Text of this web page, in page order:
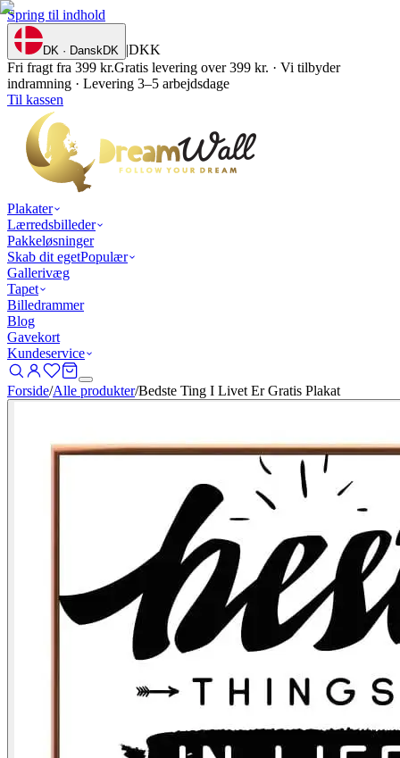
Spring til indhold
DK · DanskDK |DKK
Fri fragt fra 399 kr.Gratis levering over 399 kr. · Vi tilbyder
indramning · Levering 3–5 arbejdsdage
Til kassen
Plakater
Lærredsbilleder
Pakkeløsninger
Skab dit egetPopulær
Gallerivæg
Tapet
Billedrammer
Blog
Gavekort
Kundeservice
Forside/Alle produkter/Bedste Ting I Livet Er Gratis Plakat